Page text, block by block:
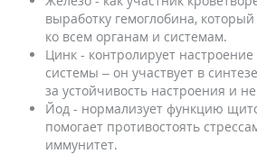
выработку гемоглобина,
ко всем органам и системам.
Цинк - контролирует
системы – он участвует в
за устойчивость настроения и
Йод - нормализует функцию
помогает противостоять
иммунитет.